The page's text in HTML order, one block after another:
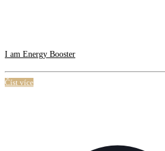
I am Energy Booster
Číst více